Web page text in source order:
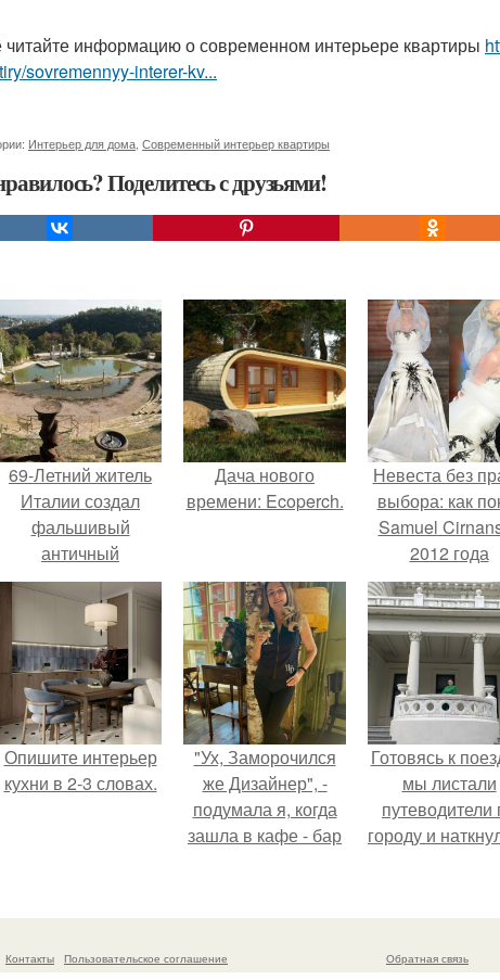
информацию о современном интерьере квартиры
sovremennyy-interer-kv...
Интерьер для дома Современный интерьер квартиры
Поделитесь с друзьями!
69-Летний житель
Италии создал
фальшивый
античный
амфитеатр и
долгое время
успешно выдавал
его за настоящее
историческое
наследие.
Дача нового
времени: Ecoperch.
Невеста без
выбора: как
Samuel
2012 года
превратил
в манифест
Опишите интерьер
кухни в 2-3 словах.
"Ух, Заморочился
же Дизайнер", -
подумала я, когда
зашла в кафе - бар
Готовясь к
мы листали
путеводители
городу и
Контакты
Пользовательское соглашение
Обратная связь